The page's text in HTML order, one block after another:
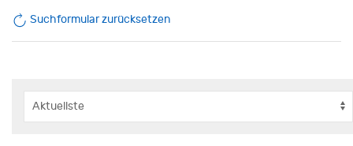
Suchformular zurücksetzen